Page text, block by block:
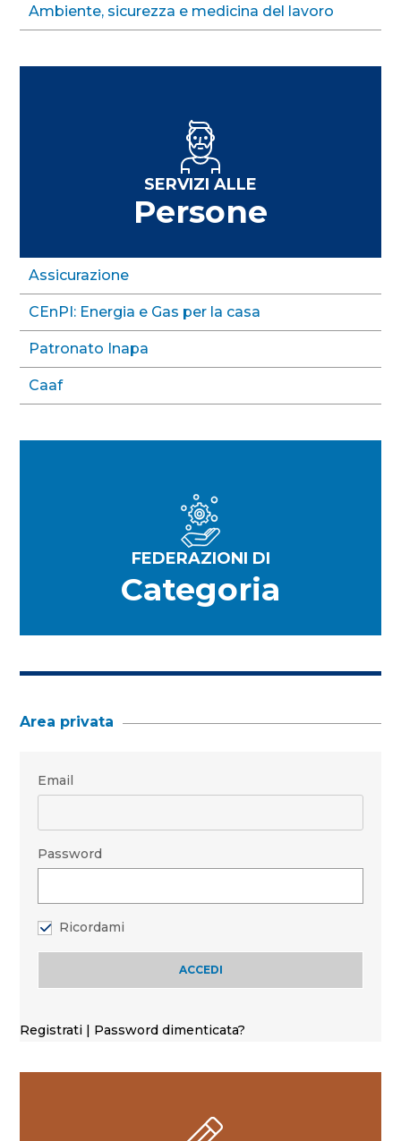
Ambiente, sicurezza e medicina del lavoro
SERVIZI ALLE
Persone
Assicurazione
CEnPI: Energia e Gas per la casa
Patronato Inapa
Caaf
FEDERAZIONI DI
Categoria
Area privata
Email
Password
Ricordami
Registrati Password dimenticata?